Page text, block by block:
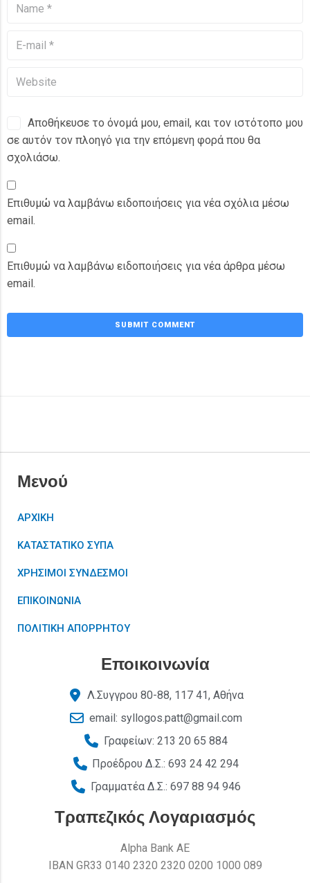
Αποθήκευσε το όνομά μου, email, και τον ιστότοπο μου
σε αυτόν τον πλοηγό για την επόμενη φορά που θα
σχολιάσω.
Επιθυμώ να λαμβάνω ειδοποιήσεις για νέα σχόλια μέσω
email.
Επιθυμώ να λαμβάνω ειδοποιήσεις για νέα άρθρα μέσω
email.
Μενού
ΑΡΧΙΚΗ
ΚΑΤΑΣΤΑΤΙΚΟ ΣΥΠΑ
ΧΡΗΣΙΜΟΙ ΣΥΝΔΕΣΜΟΙ
ΕΠΙΚΟΙΝΩΝΙΑ
ΠΟΛΙΤΙΚΗ ΑΠΟΡΡΗΤΟΥ
Εποικοινωνία
Λ.Συγγρου 80-88, 117 41, Αθήνα
email: syllogos.patt@gmail.com
Γραφείων: 213 20 65 884
Προέδρου Δ.Σ.: 693 24 42 294
Γραμματέα Δ.Σ.: 697 88 94 946
Τραπεζικός Λογαριασμός
Alpha Bank AE
ΙΒΑΝ GR33 0140 2320 2320 0200 1000 089